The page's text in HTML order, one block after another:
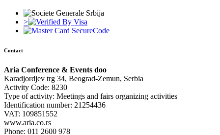
>
Contact
Aria Conference & Events doo
Karadjordjev trg 34, Beograd-Zemun, Serbia
Activity Code: 8230
Type of activity: Meetings and fairs organizing activities
Identification number: 21254436
VAT: 109851552
www.aria.co.rs
Phone: 011 2600 978